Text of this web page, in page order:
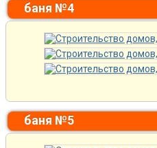
баня №4
баня №5